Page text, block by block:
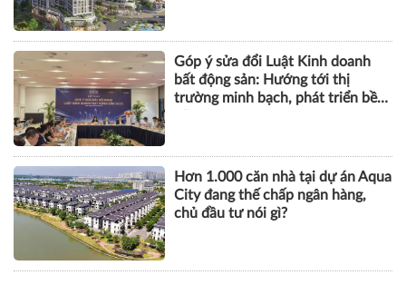
Lộ diện dòng BĐS cao cấp tại Đà
Nẵng lọt tầm ngắm giới thượng
lưu
Góp ý sửa đổi Luật Kinh doanh
bất động sản: Hướng tới thị
trường minh bạch, phát triển bền